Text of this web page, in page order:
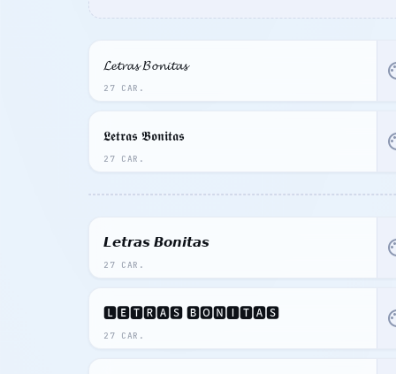
27 CAR.
𝓛𝓮𝓽𝓻𝓪𝓼 𝓑𝓸𝓷𝓲𝓽𝓪𝓼
27 CAR.
𝕷𝖊𝖙𝖗𝖆𝖘 𝕭𝖔𝖓𝖎𝖙𝖆𝖘
27 CAR.
𝙇𝙚𝙩𝙧𝙖𝙨 𝘽𝙤𝙣𝙞𝙩𝙖𝙨
27 CAR.
🅻🅴🆃🆁🅰🆂 🅱🅾🅽🅸🆃🅰🆂